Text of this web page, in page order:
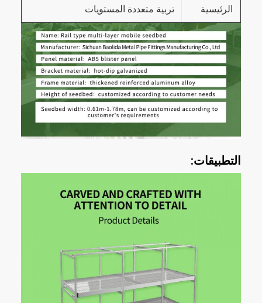
الرئيسية
تربية متعددة المستويات
التطبيقات: